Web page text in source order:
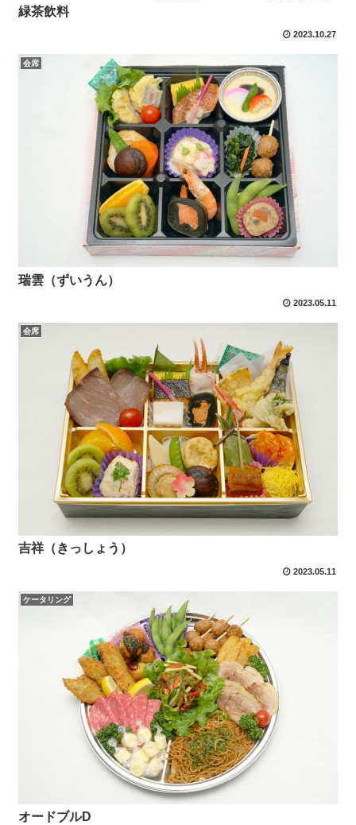
緑茶飲料
2023.10.27
会席
瑞雲（ずいうん）
2023.05.11
会席
吉祥（きっしょう）
2023.05.11
ケータリング
オードブルD